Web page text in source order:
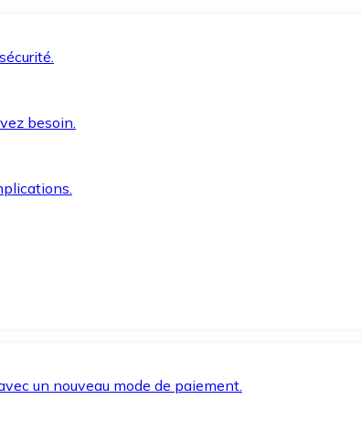
besoin.
un nouveau mode de paiement.